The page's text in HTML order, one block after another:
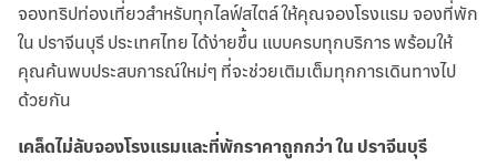
จองทริปท่องเที่ยวสำหรับทุกไลฟ์สไตล์ ให้คุณจองโรงแรม จองที่พัก
ใน ปราจีนบุรี ประเทศไทย ได้ง่ายขึ้น แบบครบทุกบริการ พร้อมให้
คุณค้นพบประสบการณ์ใหม่ๆ ที่จะช่วยเติมเต็มทุกการเดินทางไป
ด้วยกัน
เคล็ดไม่ลับจองโรงแรมและที่พักราคาถูกกว่า ใน ปราจีนบุรี